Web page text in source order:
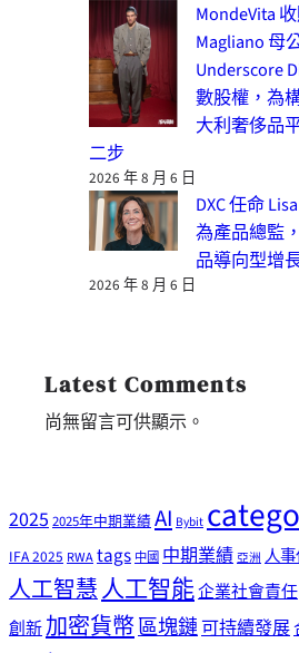
MondeVita
Magliano 母
Underscore
數股權，為
大利奢侈品
二步
2026 年 8 月 6 日
DXC 任命
為產品總監
品導向型增
2026 年 8 月 6 日
Latest Comments
尚無留言可供顯示。
20252025年中期業績AI Bybit
IFA 2025 RWAtags 中國 中期業績 亞洲 人
人工智慧人工智能企業社會責任
創新加密貨幣區塊鏈可持續發展